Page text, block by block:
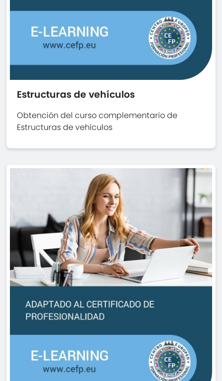
Estructuras de vehículos
Obtención del curso complementario de
Estructuras de vehículos